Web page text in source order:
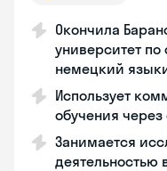
Окончила
университет
немецкий
Использует
обучения
Занимается
деятельностью